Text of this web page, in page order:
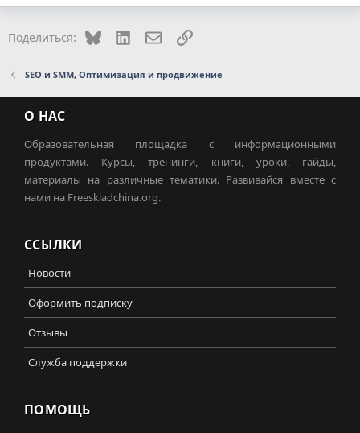
Поделиться: Bluesky LinkedInЭлектронная почта
Ссылка
SEO и SMM, Оптимизация и продвижение
О НАС
Образовательная площадка с информационными
продуктами. Курсы, тренинги, книги, уроки, гайды,
материалы на различные тематики. Развивайся вместе с
нами на Freeskladchina.org.
ССЫЛКИ
Новости
Оформить подписку
Отзывы
Служба поддержки
ПОМОЩЬ